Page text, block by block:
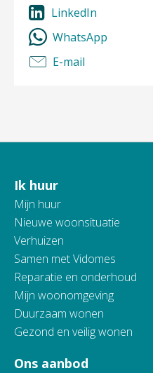
LinkedIn
WhatsApp
E-mail
Contactinformatie
Ik huur
Mijn huur
Nieuwe woonsituatie
Verhuizen
Samen met Vidomes
Reparatie en onderhoud
Mijn woonomgeving
Duurzaam wonen
Gezond en veilig wonen
Ons aanbod